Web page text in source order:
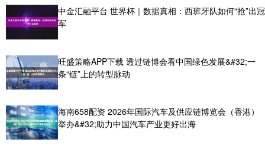
中金汇融平台 世界杯｜数据真相：西班牙队如何“抢”出冠
军
旺盛策略APP下载 透过链博会看中国绿色发展&#32;一
条“链”上的转型脉动
海南658配资 2026年国际汽车及供应链博览会（香港）
举办&#32;助力中国汽车产业更好出海